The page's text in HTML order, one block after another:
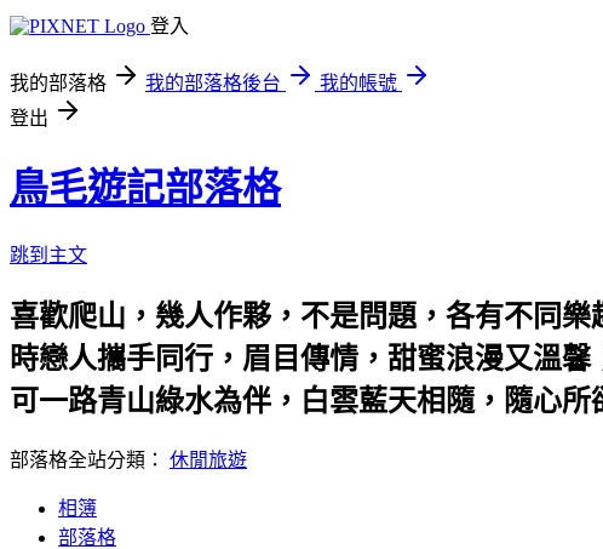
登入
我的部落格 我的部落格後台
我的帳號
登出
鳥毛遊記部落格
跳到主文
喜歡爬山，幾人作夥，不是問題，各有不同
時戀人攜手同行，眉目傳情，甜蜜浪漫又溫
可一路青山綠水為伴，白雲藍天相隨，隨心所
部落格全站分類： 休閒旅遊
相簿
部落格